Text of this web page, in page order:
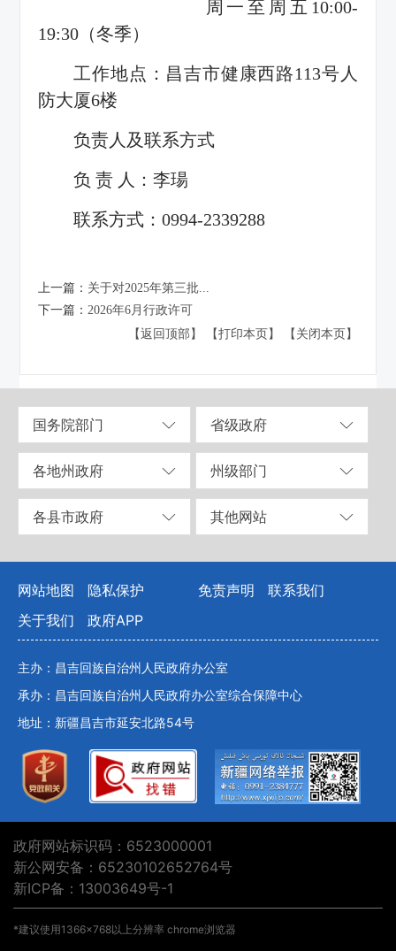
（一）交通品质工程（14个）
司G0711乌尉高速第三合同段项目经理部
3. 中国交通建设股份有限公司中交
高速第一合同段项目经理部
4. 新疆交通建设集团股份有限公司
5. 中铁一局集团有限公司S319线布
施工总承包（EPC）第二合同段项目经理
第九合同段项目经理部
7. 中铁三局集团有限公司伊犁河三桥
8. 永升建设集团有限公司国道315线
1标段项目经理部
9. 新疆路桥建设集团有限公司托里
10. 中交一公局集团有限公司
QRGL-5标段项目经理部
11. 中建三局S319线布尔津至吉木乃
12. 中铁十一局集团有限公司
QRGL-1标项目经理部
13. 新疆中新交通建设集团有限公司
程第二合同段项目经理部
14. 新疆交投工程咨询有限责任公司
（二）精品旅游风景道、自驾游线
1. 喀什公路事业发展中心喀什养护所
2. 塔城公路事业发展中心和布克赛
3. 伊犁公路事业发展中心尼勒克养
周一至周五10:00-
19:30（冬季）
工作地点：昌吉市健康西路113号人
防大厦6楼
负责人及联系方式
负 责 人：李瑒
联系方式：0994-2339288
上一篇： 关于对2025年第三批...
下一篇： 2026年6月行政许可
【返回顶部】
【打印本页】 【关闭本页】
国务院部门 省级政府
各地州政府 州级部门
各县市政府 其他网站
网站地图 隐私保护 免责声明
联系我们
关于我们
政府APP
主办：昌吉回族自治州人民政府办公室
承办：昌吉回族自治州人民政府办公室综合保障中心
地址：新疆昌吉市延安北路54号
政府网站标识码：6523000001
新公网安备：65230102652764号
新ICP备：13003649号-1
*建议使用1366×768以上分辨率 chrome浏览器